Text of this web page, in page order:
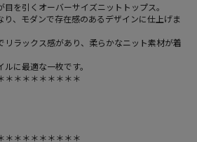
を引くオーバーサイズニットトップス。
り、モダンで存在感のあるデザインに仕上げま
リラックス感があり、柔らかなニット素材が着
に最適な一枚です。
＊＊＊＊＊＊＊＊＊
＊＊＊＊＊＊＊＊＊